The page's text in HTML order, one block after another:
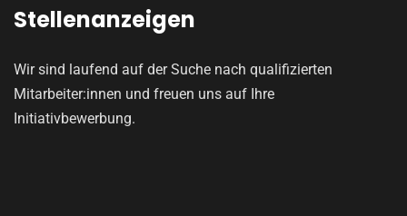
Stellenanzeigen
Wir sind laufend auf der Suche nach qualifizierten
Mitarbeiter:innen und freuen uns auf Ihre
Initiativbewerbung.